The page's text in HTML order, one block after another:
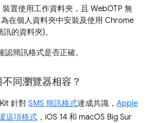
置使用工作資料夾，且 WebOTP 無
在個人資料夾中安裝及使用 Chrome
的資料夾)。
認簡訊格式是否正確。
同瀏覽器相容？
針對 SMS 簡訊格式達成共識， Apple
這項格式 ，iOS 14 和 macOS Big Sur